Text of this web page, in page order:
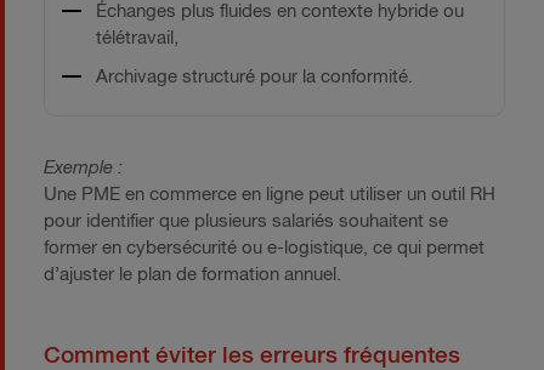
Échanges plus fluides en contexte hybride ou
télétravail,
Archivage structuré pour la conformité.
Exemple :
Une PME en commerce en ligne peut utiliser un outil RH
pour identifier que plusieurs salariés souhaitent se
former en cybersécurité ou e-logistique, ce qui permet
d’ajuster le plan de formation annuel.
Comment éviter les erreurs fréquentes